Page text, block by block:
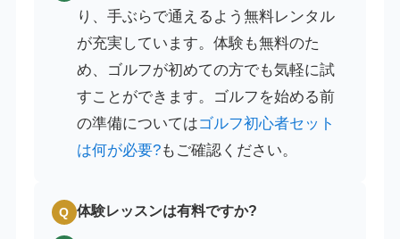
り、手ぶらで通えるよう無料レンタル
が充実しています。体験も無料のた
め、ゴルフが初めての方でも気軽に試
すことができます。ゴルフを始める前
の準備についてはゴルフ初心者セット
は何が必要?もご確認ください。
Q 体験レッスンは有料ですか?